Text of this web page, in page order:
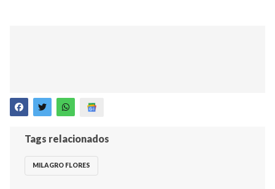
Tags relacionados
MILAGRO FLORES